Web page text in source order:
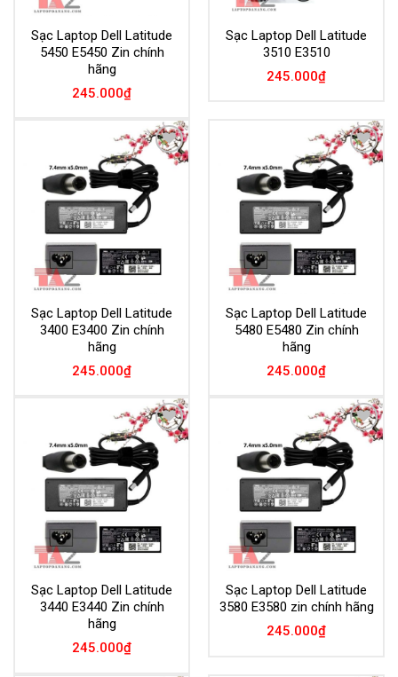
Sạc Laptop Dell Latitude
5450 E5450 Zin chính
hãng
245.000₫
Sạc Laptop Dell Latitude
3510 E3510
245.000₫
Add to
Wishlist
Sạc Laptop Dell Latitude
3400 E3400 Zin chính
hãng
245.000₫
Add to
Wishlist
Sạc Laptop Dell Latitude
5480 E5480 Zin chính
hãng
245.000₫
Add to
Wishlist
Sạc Laptop Dell Latitude
3440 E3440 Zin chính
hãng
245.000₫
Add to
Wishlist
Sạc Laptop Dell Latitude
3580 E3580 zin chính hãng
245.000₫